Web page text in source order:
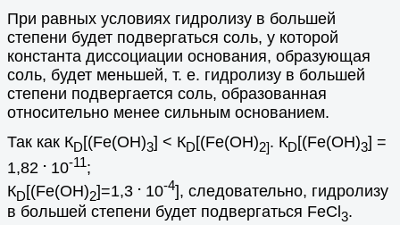
При равных условиях гидролизу в большей
степени будет подвергаться соль, у которой
константа диссоциации основания, образующая
соль, будет меньшей, т. е. гидролизу в большей
степени подвергается соль, образованная
относительно менее сильным основанием.
Так как КD[(Fe(OH)3] < КD[(Fe(OH)2]. КD[(Fe(OH)3] =
1,82 . 10-11;
КD[(Fe(OH)2]=1,3 . 10-4], следовательно, гидролизу
в большей степени будет подвергаться FeCl 3.